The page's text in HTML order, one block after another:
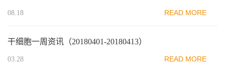
08.18 READ MORE
干细胞一周资讯（20180401-20180413）
03.28 READ MORE